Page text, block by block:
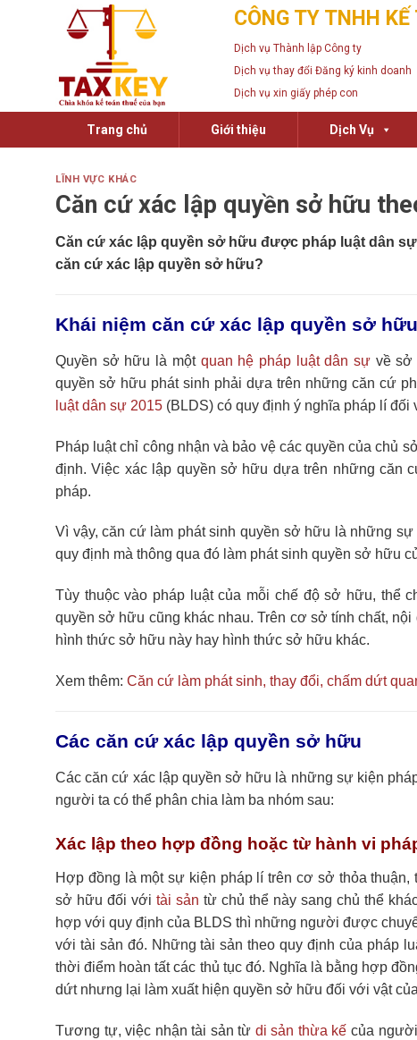
CÔNG TY TNHH
Dịch vụ Thành lập Công ty
Dịch vụ thay đổi Đăng ký kinh doanh
Dịch vụ xin giấy phép con
Trang chủ Giới thiệu Dịch Vụ
LĨNH VỰC KHÁC
Căn cứ xác lập quyền sở hữu
Căn cứ xác lập quyền sở hữu được pháp luật dân
căn cứ xác lập quyền sở hữu?
Khái niệm căn cứ xác lập quyền sở hữu
Quyền sở hữu là một quan hệ pháp luật dân sự về sở
quyền sở hữu phát sinh phải dựa trên những căn cứ
luật dân sự 2015 (BLDS) có quy định ý nghĩa pháp lí đối
Pháp luật chỉ công nhận và bảo vệ các quyền của chủ
định. Việc xác lập quyền sở hữu dựa trên những
pháp.
Vì vậy, căn cứ làm phát sinh quyền sở hữu là những
quy định mà thông qua đó làm phát sinh quyền sở hữu
Tùy thuộc vào pháp luật của mỗi chế độ sở hữu, thể
quyền sở hữu cũng khác nhau. Trên cơ sở tính chất,
hình thức sở hữu này hay hình thức sở hữu khác.
Xem thêm: Căn cứ làm phát sinh, thay đổi, chấm dứt
Các căn cứ xác lập quyền sở hữu
Các căn cứ xác lập quyền sở hữu là những sự kiện
người ta có thể phân chia làm ba nhóm sau:
Xác lập theo hợp đồng hoặc từ hành vi
Hợp đồng là một sự kiện pháp lí trên cơ sở thỏa
sở hữu đối với tài sản từ chủ thể này sang chủ thể
hợp với quy định của BLDS thì những người được
với tài sản đó. Những tài sản theo quy định của pháp
thời điểm hoàn tất các thủ tục đó. Nghĩa là bằng hợp
dứt nhưng lại làm xuất hiện quyền sở hữu đối với vật
Tương tự, việc nhận tài sản từ di sản thừa kế của